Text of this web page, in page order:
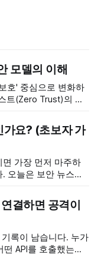
모델의 이해
호' 중심으로 변화하
트(Zero Trust)의 개
를 설정하고 내부
러스트는 "그 무엇
가요? (초보자 가
가장 먼저 마주하
오늘은 보안 뉴스나
인가결하면 공격이
록이 남습니다. 누가
API를 호출했는지.